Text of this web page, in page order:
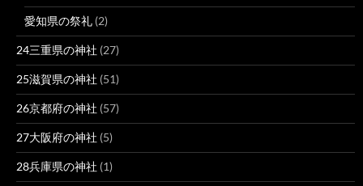
愛知県の祭礼 (2)
24三重県の神社 (27)
25滋賀県の神社 (51)
26京都府の神社 (57)
27大阪府の神社 (5)
28兵庫県の神社 (1)